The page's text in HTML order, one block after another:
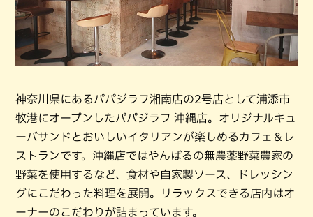
神奈川県にあるパパジラフ湘南店の2号店として浦添市
牧港にオープンしたパパジラフ 沖縄店。オリジナルキュ
ーバサンドとおいしいイタリアンが楽しめるカフェ＆レ
ストランです。沖縄店ではやんばるの無農薬野菜農家の
野菜を使用するなど、食材や自家製ソース、ドレッシン
グにこだわった料理を展開。リラックスできる店内はオ
ーナーのこだわりが詰まっています。